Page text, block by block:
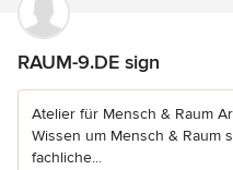
RAUM-9.DE sign
Atelier für Mensch & Raum
Wissen um Mensch & Raum
fachliche...